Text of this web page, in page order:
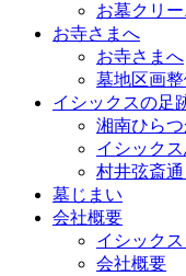
お墓クリ
お寺さまへ
お寺さまへ
墓地区画
イシックスの足
湘南ひら
イシック
村井弦斎通
墓じまい
会社概要
イシック
会社概要